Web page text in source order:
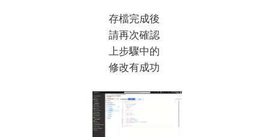
存檔完成後
請再次確認
上步驟中的
修改有成功